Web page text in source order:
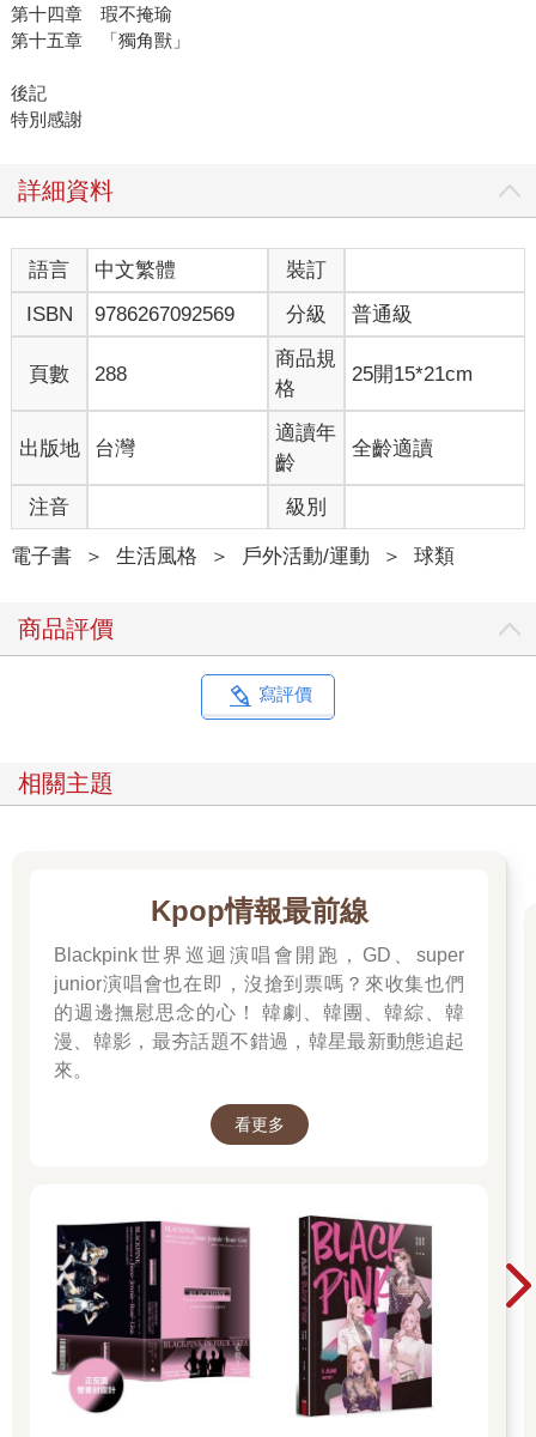
第十四章 瑕不掩瑜
第十五章 「獨角獸」
後記
特別感謝
詳細資料
語言 中文繁體
裝訂
ISBN
9786267092569 分級 普通級
頁數 288
商品規
格
25開15*21cm
出版地 台灣
適讀年
齡
全齡適讀
注音 級別
電子書 ＞ 生活風格 ＞ 戶外活動/運動 ＞ 球類
商品評價
寫評價
相關主題
Kpop情報最前線
Blackpink世界巡迴演唱會開跑，GD、super
junior演唱會也在即，沒搶到票嗎？來收集也們
的週邊撫慰思念的心！ 韓劇、韓團、韓綜、韓
漫、韓影，最夯話題不錯過，韓星最新動態追起
來。
看更多